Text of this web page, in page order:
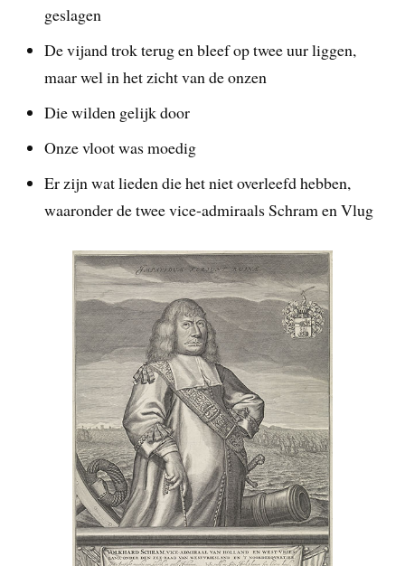
geslagen
De vijand trok terug en bleef op twee uur liggen,
maar wel in het zicht van de onzen
Die wilden gelijk door
Onze vloot was moedig
Er zijn wat lieden die het niet overleefd hebben,
waaronder de twee vice-admiraals Schram en Vlug